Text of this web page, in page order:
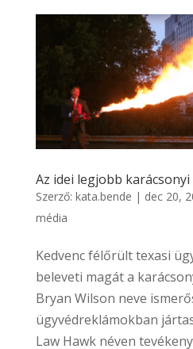
Az idei legjobb karácsonyi
Szerző: kata.bende | dec 20,
média
Kedvenc félőrült texasi
beleveti magát a
Bryan Wilson neve
ügyvédreklámokban
Law Hawk néven